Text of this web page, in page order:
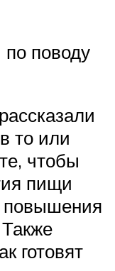
поводу
то или
чтобы
пищи
повышения
готовят